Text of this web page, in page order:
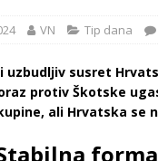
VN Tip dana
uzbudljiv susret
protiv Škotske
ali Hrvatska se